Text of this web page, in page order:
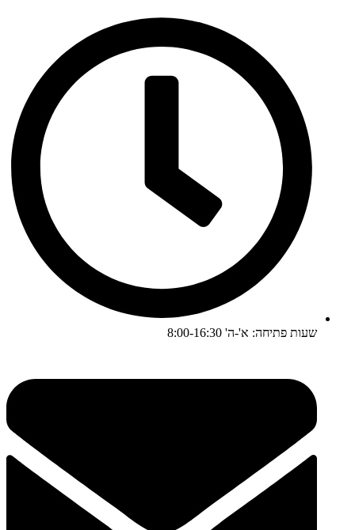
שעות פתיחה: א'-ה' 8:00-16:30